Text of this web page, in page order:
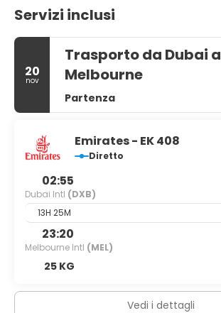
Servizi inclusi
20
nov
Trasporto da Dubai a
Melbourne
Partenza
Emirates - EK 408
Diretto
02:55
Dubai Intl (DXB)
13H 25M
23:20
Melbourne Intl (MEL)
25 KG
Vedi i dettagli